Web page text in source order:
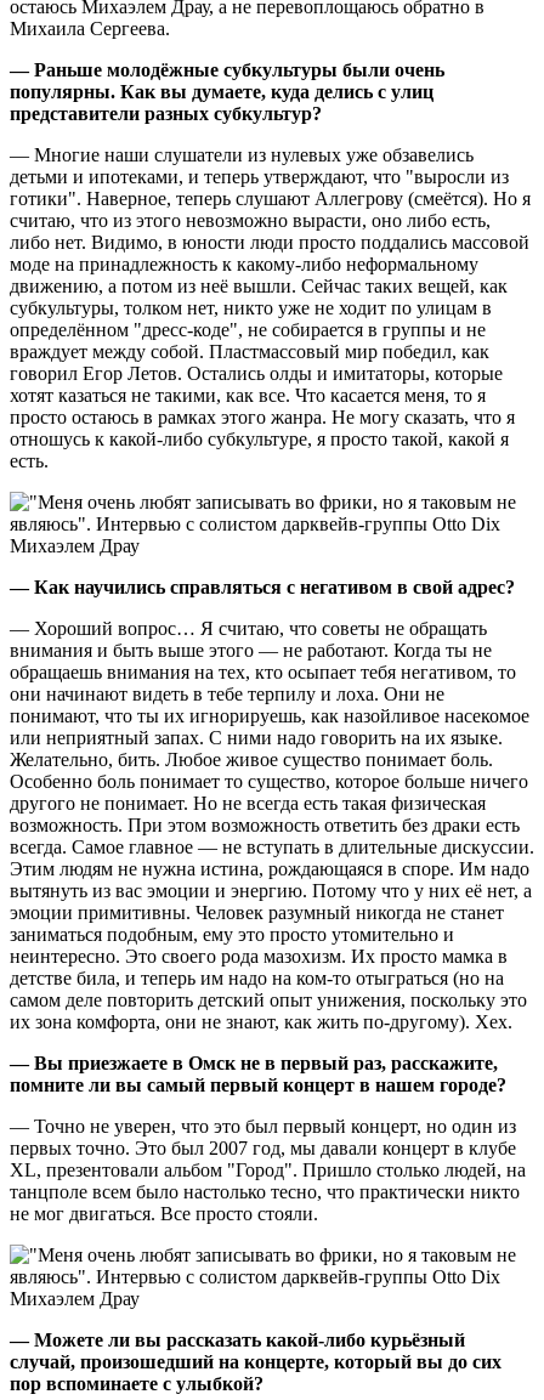
остаюсь Михаэлем Драу, а не перевоплощаюсь обратно в
Михаила Сергеева.
— Раньше молодёжные субкультуры были очень
популярны. Как вы думаете, куда делись с улиц
представители разных субкультур?
— Многие наши слушатели из нулевых уже обзавелись
детьми и ипотеками, и теперь утверждают, что "выросли из
готики". Наверное, теперь слушают Аллегрову (смеётся). Но я
считаю, что из этого невозможно вырасти, оно либо есть,
либо нет. Видимо, в юности люди просто поддались массовой
моде на принадлежность к какому-либо неформальному
движению, а потом из неё вышли. Сейчас таких вещей, как
субкультуры, толком нет, никто уже не ходит по улицам в
определённом "дресс-коде", не собирается в группы и не
враждует между собой. Пластмассовый мир победил, как
говорил Егор Летов. Остались олды и имитаторы, которые
хотят казаться не такими, как все. Что касается меня, то я
просто остаюсь в рамках этого жанра. Не могу сказать, что я
отношусь к какой-либо субкультуре, я просто такой, какой я
есть.
— Как научились справляться с негативом в свой адрес?
— Хороший вопрос… Я считаю, что советы не обращать
внимания и быть выше этого — не работают. Когда ты не
обращаешь внимания на тех, кто осыпает тебя негативом, то
они начинают видеть в тебе терпилу и лоха. Они не
понимают, что ты их игнорируешь, как назойливое насекомое
или неприятный запах. С ними надо говорить на их языке.
Желательно, бить. Любое живое существо понимает боль.
Особенно боль понимает то существо, которое больше ничего
другого не понимает. Но не всегда есть такая физическая
возможность. При этом возможность ответить без драки есть
всегда. Самое главное — не вступать в длительные дискуссии.
Этим людям не нужна истина, рождающаяся в споре. Им надо
вытянуть из вас эмоции и энергию. Потому что у них её нет, а
эмоции примитивны. Человек разумный никогда не станет
заниматься подобным, ему это просто утомительно и
неинтересно. Это своего рода мазохизм. Их просто мамка в
детстве била, и теперь им надо на ком-то отыграться (но на
самом деле повторить детский опыт унижения, поскольку это
их зона комфорта, они не знают, как жить по-другому). Хех.
— Вы приезжаете в Омск не в первый раз, расскажите,
помните ли вы самый первый концерт в нашем городе?
— Точно не уверен, что это был первый концерт, но один из
первых точно. Это был 2007 год, мы давали концерт в клубе
XL, презентовали альбом "Город". Пришло столько людей, на
танцполе всем было настолько тесно, что практически никто
не мог двигаться. Все просто стояли.
— Можете ли вы рассказать какой-либо курьёзный
случай, произошедший на концерте, который вы до сих
пор вспоминаете с улыбкой?